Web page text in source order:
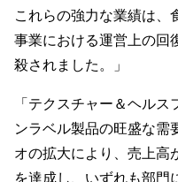
これらの強力な業績は、
事業における運営上の回
殺されました。」
「テクスチャー＆ヘル
ンラベル製品の旺盛な需
オの拡大により、売上高
を達成し、いずれも部門